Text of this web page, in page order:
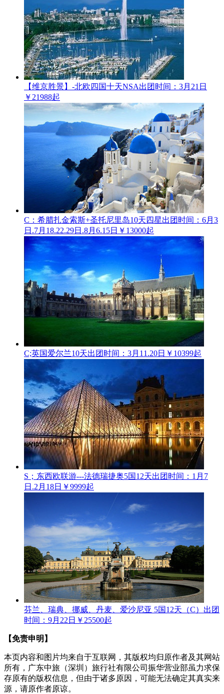
【维京胜景】-北欧四国十天NSA出团时间：3月21日
￥21988起
C：希腊扎金索斯+圣托尼里岛10天四星出团时间：6月3
日.7月18.22.29日.8月6.15日 ￥13000起
C;英国爱尔兰10天出团时间：3月11.20日 ￥10399起
S；东西欧联游---法德瑞捷奥5国12天出团时间：1月7
日.2月18日 ￥9999起
芬兰、瑞典、挪威、丹麦、爱沙尼亚 5国12天（C） 出团
时间：9月22日 ￥25500起
【免责申明】
本页内容和图片均来自于互联网，其版权均归原作者及其网站
所有，广东中旅（深圳）旅行社有限公司振华营业部虽力求保
存原有的版权信息，但由于诸多原因，可能无法确定其真实来
源，请原作者原谅。